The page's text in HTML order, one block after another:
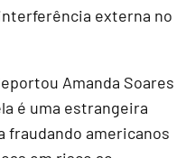
externa no
Amanda Soares
é uma estrangeira
fraudando americanos